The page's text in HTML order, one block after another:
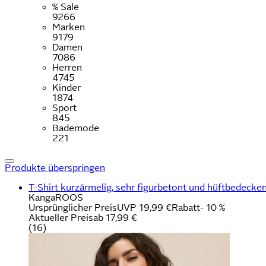
% Sale
9266
Marken
9179
Damen
7086
Herren
4745
Kinder
1874
Sport
845
Bademode
221
Produkte überspringen
T-Shirt kurzärmelig, sehr figurbetont und
KangaROOS
Ursprünglicher PreisUVP 19,99 €Rabatt- 10 %
Aktueller Preisab 17,99 €
(16)